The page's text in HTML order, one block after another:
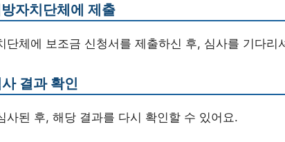
자치단체에 제출
단체에 보조금 신청서를 제출하신 후, 심사를 기다리
결과 확인
사된 후, 해당 결과를 다시 확인할 수 있어요.